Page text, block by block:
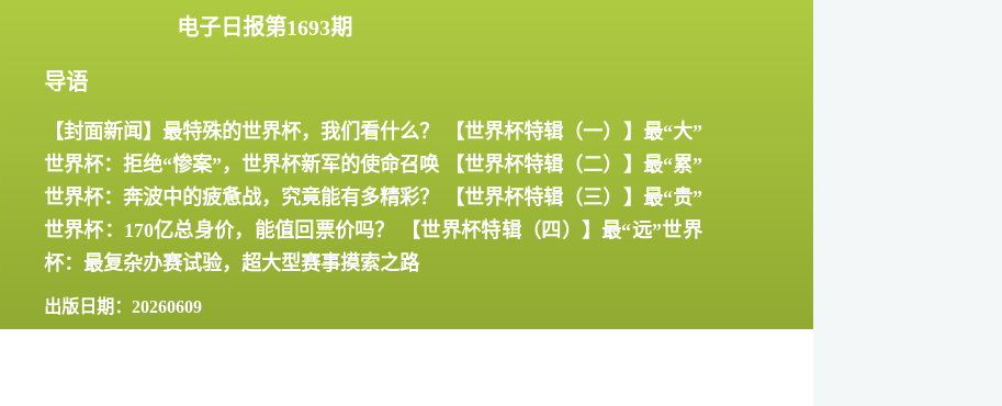
电子日报第1693期
【封面新闻】最特殊的世界杯，我们看什么？ 【世界杯特辑（一）】最“大”
世界杯：拒绝“惨案”，世界杯新军的使命召唤 【世界杯特辑（二）】最“累”
世界杯：奔波中的疲惫战，究竟能有多精彩？ 【世界杯特辑（三）】最“贵”
世界杯：170亿总身价，能值回票价吗？ 【世界杯特辑（四）】最“远”世界
杯：最复杂办赛试验，超大型赛事摸索之路
出版日期：20260609